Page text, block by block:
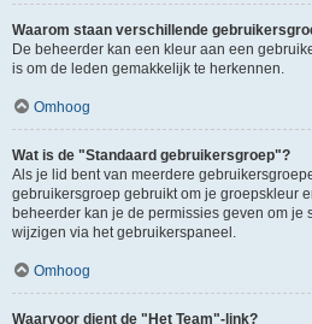
Waarom staan verschillende
De beheerder kan een kleur aan een
is om de leden gemakkelijk te herkennen.
Omhoog
Wat is de "Standaard gebruikersgroep"?
Als je lid bent van meerdere
gebruikersgroep gebruikt om je groepskleur
beheerder kan je de permissies geven om je
wijzigen via het gebruikerspaneel.
Omhoog
Waarvoor dient de "Het Team"-link?